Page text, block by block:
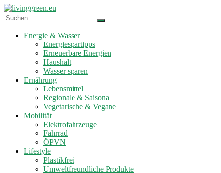
Zum
Inhalt
springen
livinggreen.eu
Energie & Wasser
Energiespartipps
Erneuerbare Energien
Haushalt
Wasser sparen
Ernährung
Lebensmittel
Regionale & Saisonal
Vegetarische & Vegane
Mobilität
Elektrofahrzeuge
Fahrrad
ÖPVN
Lifestyle
Plastikfrei
Umweltfreundliche Produkte